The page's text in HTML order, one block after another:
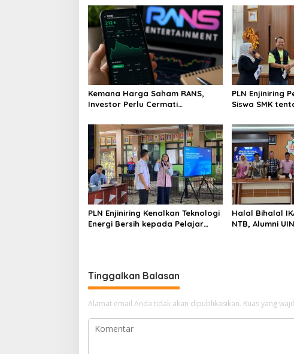
Kemana Harga Saham RANS,
Investor Perlu Cermati
Spekulasi Berlebihan
PLN Enjiniring
Siswa SMK tentang Tantangan
PLN Enjiniring Kenalkan Teknologi
Energi Bersih kepada Pelajar
Halal Bihalal
NTB, Alumni
Tinggalkan Balasan
Alamat email Anda tidak akan dipublikasikan. Ruas yang